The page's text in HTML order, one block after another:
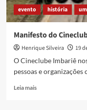
evento história
Manifesto do
Henrique Silveira 19
O Cineclube Imbariê
pessoas e
Leia maisRead